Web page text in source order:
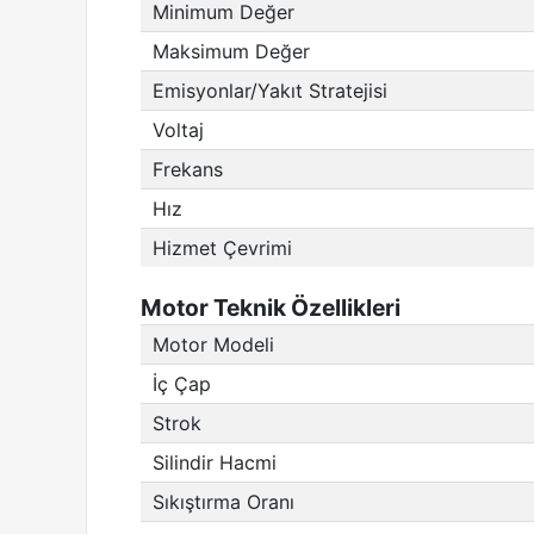
Minimum Değer
Maksimum Değer
Emisyonlar/Yakıt Stratejisi
Voltaj
Frekans
Hız
Hizmet Çevrimi
Motor Teknik Özellikleri
Motor Modeli
İç Çap
Strok
Silindir Hacmi
Sıkıştırma Oranı